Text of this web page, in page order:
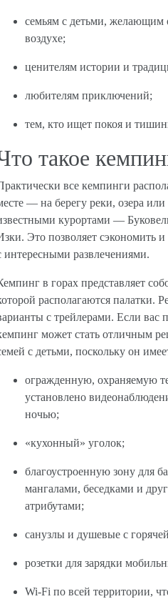
семьям с детьми, желающим
воздухе;
ценителям истории и
любителям приключений;
тем, кто ищет покоя и
такое
все кемпинги
— на берегу реки, озера или
курортами —
Это позволяет сэкономить
интересными развлечениями.
в горах представляет
располагаются палатки.
с трейлерами. Если вас
может стать отличным
с детьми, поскольку он
огражденную, охраняемую
установлено
ночью;
«кухонный» уголок;
благоустроенную зону для
мангалами, беседками и
атрибутами;
санузлы и душевые с
розетки для зарядки
Wi-Fi по всей территории,